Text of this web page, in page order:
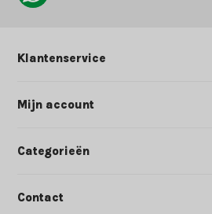
Klantenservice
Mijn account
Categorieën
Contact